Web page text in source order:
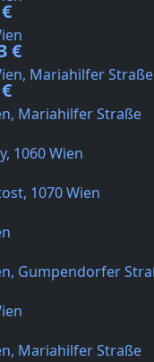
€
Mariahilfer Straße
Mariahilfer Straße
1060 Wien
1070 Wien
Gumpendorfer
Mariahilfer Straße